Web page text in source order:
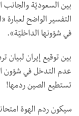
بين السعوديّة والجانب
التفسير الواضح
في شؤونها الداخليّة».
بين توقيع إيران لبيان
عدم التدخل في شؤون
تستطيع الصين ردمها!
سيكون ردم الهوة